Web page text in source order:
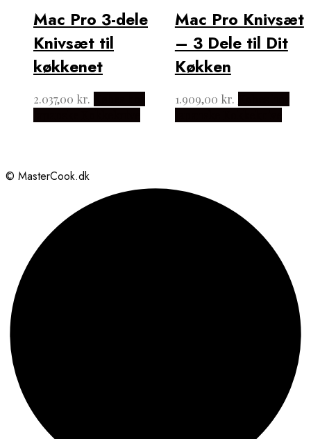
Mac Pro 3-dele
Knivsæt til
køkkenet
2.037,00 kr.
Mac Pro Knivsæt
– 3 Dele til Dit
Køkken
1.909,00 kr.
© MasterCook.dk